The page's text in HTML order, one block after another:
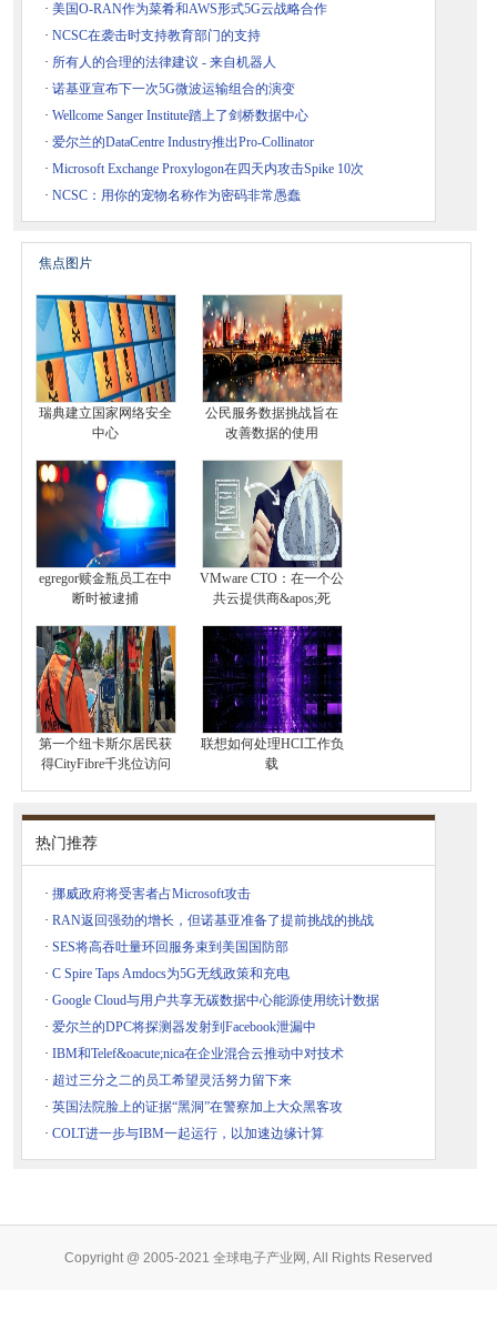
· 美国O-RAN作为菜肴和AWS形式5G云战略合作
· NCSC在袭击时支持教育部门的支持
· 所有人的合理的法律建议 - 来自机器人
· 诺基亚宣布下一次5G微波运输组合的演变
· Wellcome Sanger Institute踏上了剑桥数据中心
· 爱尔兰的DataCentre Industry推出Pro-Collinator
· Microsoft Exchange Proxylogon在四天内攻击Spike 10次
· NCSC：用你的宠物名称作为密码非常愚蠢
焦点图片
瑞典建立国家网络安全
中心
公民服务数据挑战旨在
改善数据的使用
egregor赎金瓶员工在中
断时被逮捕
VMware CTO：在一个公
共云提供商&apos;死
第一个纽卡斯尔居民获
得CityFibre千兆位访问
联想如何处理HCI工作负
载
热门推荐
· 挪威政府将受害者占Microsoft攻击
· RAN返回强劲的增长，但诺基亚准备了提前挑战的挑战
· SES将高吞吐量环回服务束到美国国防部
· C Spire Taps Amdocs为5G无线政策和充电
· Google Cloud与用户共享无碳数据中心能源使用统计数据
· 爱尔兰的DPC将探测器发射到Facebook泄漏中
· IBM和Telef&oacute;nica在企业混合云推动中对技术
· 超过三分之二的员工希望灵活努力留下来
· 英国法院脸上的证据“黑洞”在警察加上大众黑客攻
· COLT进一步与IBM一起运行，以加速边缘计算
Copyright @ 2005-2021 全球电子产业网, All Rights Reserved